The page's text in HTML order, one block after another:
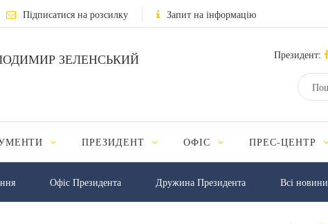
Підписатися на розсилку Запит на інформацію
ЗЕЛЕНСЬКИЙ Президент:
ПРЕЗИДЕНТ ОФІС ПРЕС-ЦЕНТР
Офіс Президента Дружина Президента Всі новини